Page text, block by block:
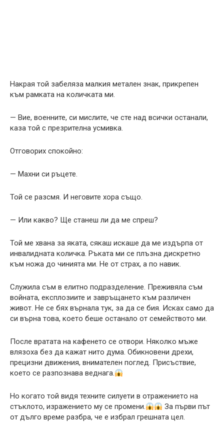
Накрая той забеляза малкия метален знак, прикрепен
към рамката на количката ми.
— Вие, военните, си мислите, че сте над всички останали,
каза той с презрителна усмивка.
Отговорих спокойно:
— Махни си ръцете.
Той се разсмя. И неговите хора също.
— Или какво? Ще станеш ли да ме спреш?
Той ме хвана за яката, сякаш искаше да ме издърпа от
инвалидната количка. Ръката ми се плъзна дискретно
към ножа до чинията ми. Не от страх, а по навик.
Служила съм в елитно подразделение. Преживяла съм
войната, експлозиите и завръщането към различен
живот. Не се бях върнала тук, за да се бия. Исках само да
си върна това, което беше останало от семейството ми.
После вратата на кафенето се отвори. Няколко мъже
влязоха без да кажат нито дума. Обикновени дрехи,
прецизни движения, внимателен поглед. Присъствие,
което се разпознава веднага.
Но когато той видя техните силуети в отражението на
стъклото, изражението му се промени.
За първи път
от дълго време разбра, че е избрал грешната цел.